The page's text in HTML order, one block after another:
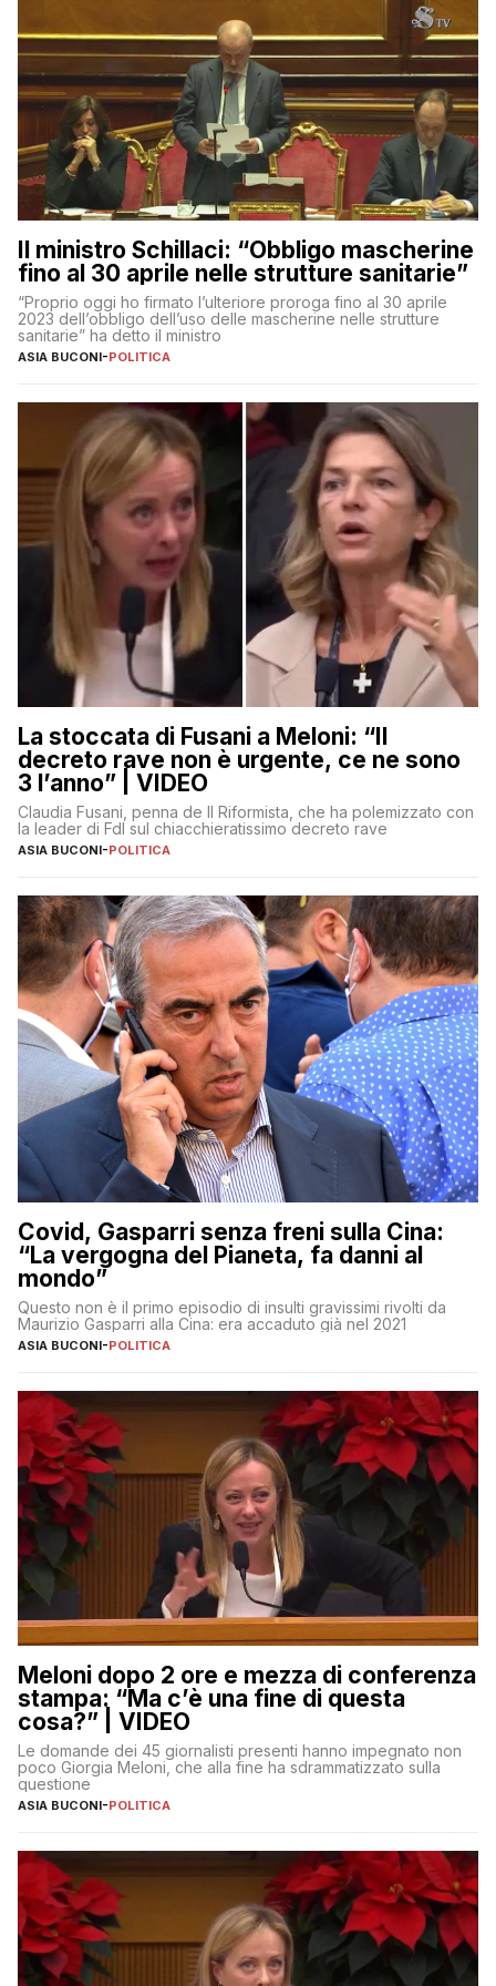
Il ministro Schillaci: “Obbligo mascherine
fino al 30 aprile nelle strutture sanitarie”
“Proprio oggi ho firmato l’ulteriore proroga fino al 30 aprile
2023 dell’obbligo dell’uso delle mascherine nelle strutture
sanitarie” ha detto il ministro
ASIA BUCONI-POLITICA
La stoccata di Fusani a Meloni: “Il
decreto rave non è urgente, ce ne sono
3 l’anno” | VIDEO
Claudia Fusani, penna de Il Riformista, che ha polemizzato con
la leader di FdI sul chiacchieratissimo decreto rave
ASIA BUCONI-POLITICA
Covid, Gasparri senza freni sulla Cina:
“La vergogna del Pianeta, fa danni al
mondo”
Questo non è il primo episodio di insulti gravissimi rivolti da
Maurizio Gasparri alla Cina: era accaduto già nel 2021
ASIA BUCONI-POLITICA
Meloni dopo 2 ore e mezza di conferenza
stampa: “Ma c’è una fine di questa
cosa?” | VIDEO
Le domande dei 45 giornalisti presenti hanno impegnato non
poco Giorgia Meloni, che alla fine ha sdrammatizzato sulla
questione
ASIA BUCONI-POLITICA